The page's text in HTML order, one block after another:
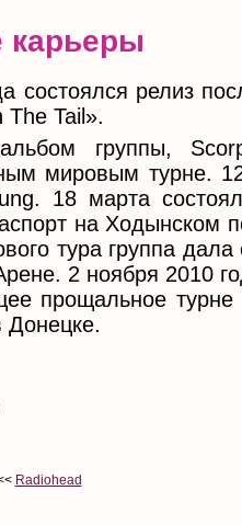
карьеры
состоялся релиз
The Tail».
группы,
мировым турне.
18 марта
на Ходынском
тура группа
2 ноября 2010
прощальное турне
Донецке.
Radiohead